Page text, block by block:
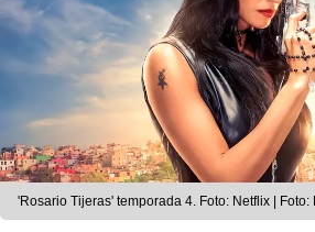
'Rosario Tijeras' temporada 4. Foto: Netflix | Foto: